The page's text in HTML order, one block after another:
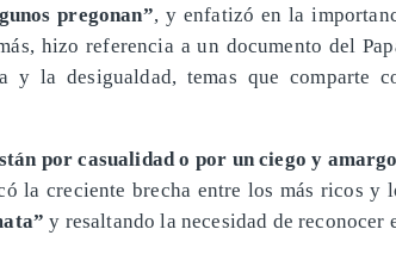
pregonan”, y enfatizó en la
hizo referencia a un documento del
y la desigualdad, temas que comparte
por casualidad o por un ciego y
la creciente brecha entre los más ricos y
y resaltando la necesidad de reconocer